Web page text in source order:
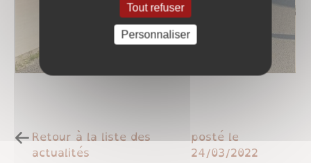
Retour à la liste des
actualités
posté le
24/03/2022
Tout refuser
Personnaliser